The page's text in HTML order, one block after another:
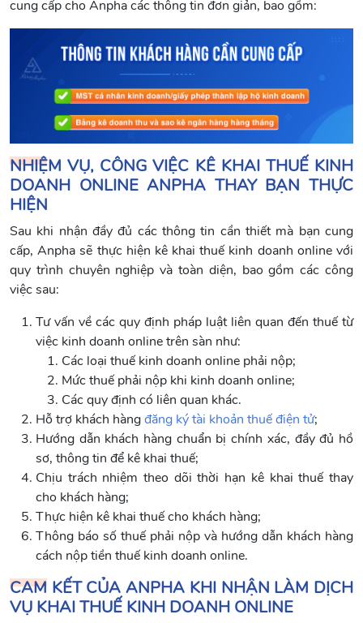
cung cấp cho Anpha các thông tin đơn giản, bao gồm:
NHIỆM VỤ, CÔNG VIỆC KÊ KHAI THUẾ KINH
DOANH ONLINE ANPHA THAY BẠN THỰC
HIỆN
Sau khi nhận đầy đủ các thông tin cần thiết mà bạn cung
cấp, Anpha sẽ thực hiện kê khai thuế kinh doanh online với
quy trình chuyên nghiệp và toàn diện, bao gồm các công
việc sau:
Tư vấn về các quy định pháp luật liên quan đến thuế từ
việc kinh doanh online trên sàn như:
Các loại thuế kinh doanh online phải nộp;
Mức thuế phải nộp khi kinh doanh online;
Các quy định có liên quan khác.
Hỗ trợ khách hàngđăng ký tài khoản thuế điện tử;
Hướng dẫn khách hàng chuẩn bị chính xác, đầy đủ hồ
sơ, thông tin để kê khai thuế;
Chịu trách nhiệm theo dõi thời hạn kê khai thuế thay
cho khách hàng;
Thực hiện kê khai thuế cho khách hàng;
Thông báo số thuế phải nộp và hướng dẫn khách hàng
cách nộp tiền thuế kinh doanh online.
CAM KẾT CỦA ANPHA KHI NHẬN LÀM DỊCH
VỤ KHAI THUẾ KINH DOANH ONLINE